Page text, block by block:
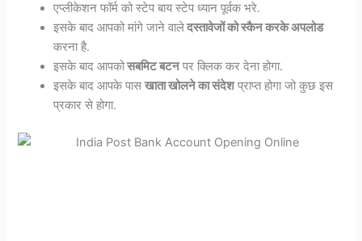
एप्लीकेशन फॉर्म को स्टेप बाय स्टेप ध्यान पूर्वक भरे.
इसके बाद आपको मांगे जाने वालेदस्तावेजों को स्कैन करके अपलोड
करना है.
इसके बाद आपकोसबमिट बटनपर क्लिक कर देना होगा.
इसके बाद आपके पासखाता खोलने का संदेशप्राप्त होगा जो कुछ इस
प्रकार से होगा.